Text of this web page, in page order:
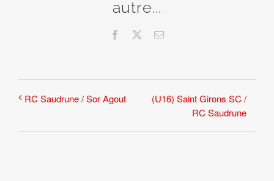
autre...
Facebook Email
RC Saudrune / Sor Agout
(U16) Saint Girons SC /
RC Saudrune